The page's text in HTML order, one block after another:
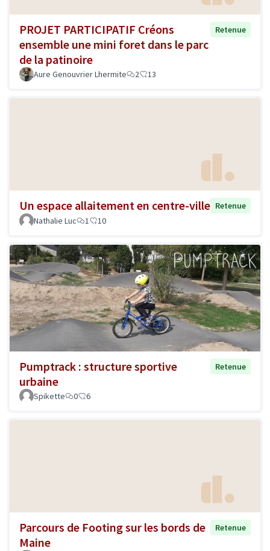
PROJET PARTICIPATIF Créons
ensemble une mini foret dans le parc
de la patinoire
Retenue
Aure Genouvrier Lhermite 2 13
Un espace allaitement en centre-ville Retenue
Nathalie Luc
1 10
Pumptrack : structure sportive
urbaine
Retenue
Spikette 0 6
Parcours de Footing sur les bords de
Maine
Retenue